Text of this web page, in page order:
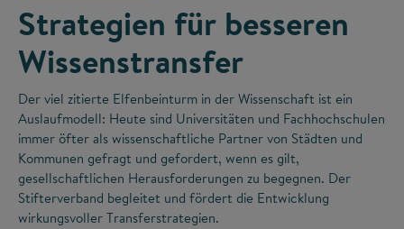
Strategien für besseren
Wissenstransfer
Der viel zitierte Elfenbeinturm in der Wissenschaft ist ein
Auslaufmodell: Heute sind Universitäten und Fachhochschulen
immer öfter als wissenschaftliche Partner von Städten und
Kommunen gefragt und gefordert, wenn es gilt,
gesellschaftlichen Herausforderungen zu begegnen. Der
Stifterverband begleitet und fördert die Entwicklung
wirkungsvoller Transferstrategien.